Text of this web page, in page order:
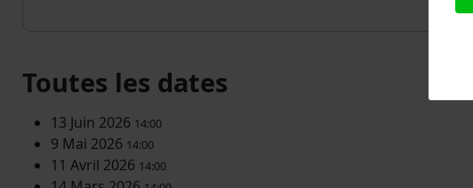
Toutes les dates
13 Juin 2026 14:00
9 Mai 2026 14:00
11 Avril 2026 14:00